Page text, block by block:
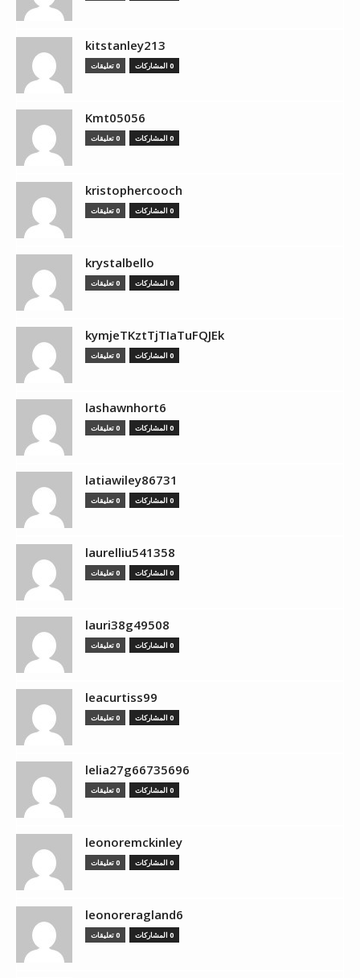
kitstanley213
0 المشاركات 0 تعليقات
Kmt05056
0 المشاركات 0 تعليقات
kristophercooch
0 المشاركات 0 تعليقات
krystalbello
0 المشاركات 0 تعليقات
kymjeTKztTjTIaTuFQJEk
0 المشاركات 0 تعليقات
lashawnhort6
0 المشاركات 0 تعليقات
latiawiley86731
0 المشاركات 0 تعليقات
laurelliu541358
0 المشاركات 0 تعليقات
lauri38g49508
0 المشاركات 0 تعليقات
leacurtiss99
0 المشاركات 0 تعليقات
lelia27g66735696
0 المشاركات 0 تعليقات
leonoremckinley
0 المشاركات 0 تعليقات
leonoreragland6
0 المشاركات 0 تعليقات